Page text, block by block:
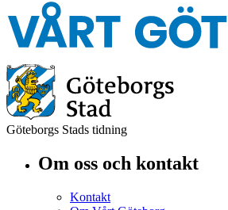
Göteborgs Stads tidning
Om oss och kontakt
Kontakt